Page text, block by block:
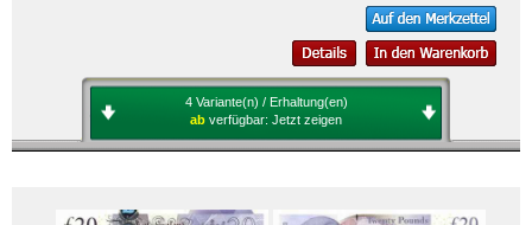
4 Variante(n) / Erhaltung(en)
ab verfügbar: Jetzt zeigen